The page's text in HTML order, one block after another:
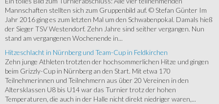
Mannschaften stellten sich zum Gruppenbild auf. © Stefan Günter Im
Jahr 2016 ging es zum letzten Mal um den Schwabenpokal. Damals hieß
der Sieger TSV Westendorf. Zehn Jahre sind seither vergangen. Nun
stand am vergangenen Wochenende in...
Hitzeschlacht in Nürnberg und Team-Cup in Feldkirchen
Zehn junge Athleten trotzten der hochsommerlichen Hitze und gingen
beim Grizzly-Cup in Nürnberg an den Start. Mit etwa 170
Teilnehmerinnen und Teilnehmern aus über 20 Vereinen in den
Altersklassen U8 bis U14 war das Turnier trotz der hohen
Temperaturen, die auch in der Halle nicht direkt niedriger waren,...